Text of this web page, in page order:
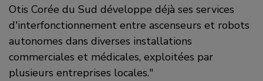
Otis Corée du Sud développe déjà ses services
d'interfonctionnement entre ascenseurs et robots
autonomes dans diverses installations
commerciales et médicales, exploitées par
plusieurs entreprises locales."